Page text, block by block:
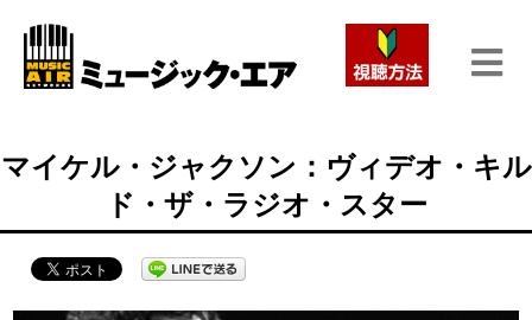
マイケル・ジャクソン：ヴィデオ・キル
ド・ザ・ラジオ・スター